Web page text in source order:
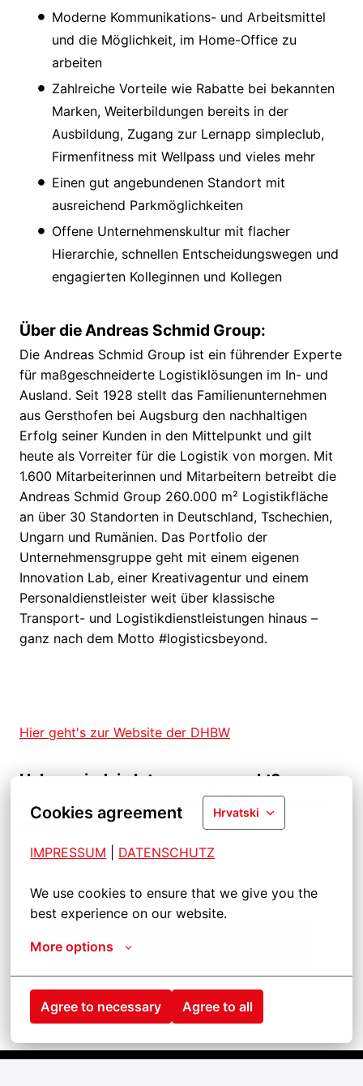
Cookies agreement Hrvatski
IMPRESSUM DATENSCHUTZ
We use cookies to ensure that we give you the
best experience on our website.
More options
Agree to necessary Agree to all
Moderne Kommunikations- und Arbeitsmittel
und die Möglichkeit, im Home-Office zu
arbeiten
Zahlreiche Vorteile wie Rabatte bei bekannten
Marken, Weiterbildungen bereits in der
Ausbildung, Zugang zur Lernapp simpleclub,
Firmenfitness mit Wellpass und vieles mehr
Einen gut angebundenen Standort mit
ausreichend Parkmöglichkeiten
Offene Unternehmenskultur mit flacher
Hierarchie, schnellen Entscheidungswegen und
engagierten Kolleginnen und Kollegen
Über die Andreas Schmid Group:
Die Andreas Schmid Group ist ein führender Experte
für maßgeschneiderte Logistiklösungen im In- und
Ausland. Seit 1928 stellt das Familienunternehmen
aus Gersthofen bei Augsburg den nachhaltigen
Erfolg seiner Kunden in den Mittelpunkt und gilt
heute als Vorreiter für die Logistik von morgen. Mit
1.600 Mitarbeiterinnen und Mitarbeitern betreibt die
Andreas Schmid Group 260.000 m² Logistikfläche
an über 30 Standorten in Deutschland, Tschechien,
Ungarn und Rumänien. Das Portfolio der
Unternehmensgruppe geht mit einem eigenen
Innovation Lab, einer Kreativagentur und einem
Personaldienstleister weit über klassische
Transport- und Logistikdienstleistungen hinaus –
ganz nach dem Motto #logisticsbeyond.
Hier geht's zur Website der DHBW
Haben wir dein Interesse geweckt?
Dann bewirb dich bei uns, wir freuen uns
auf dich!
Job teilen